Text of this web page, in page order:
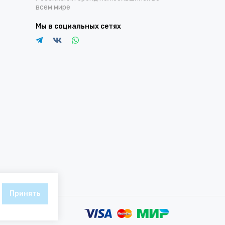
всем мире
Мы в социальных сетях
Принять